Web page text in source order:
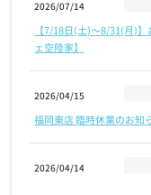
2026/07/14
【7/18日(土)〜8/31(月)
ェ空陸家】
2026/04/15
福岡東店 臨時休業のお知
2026/04/14